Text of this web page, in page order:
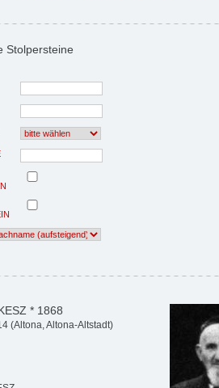
Stolpersteine
* 1868
(Altona, Altona-Altstadt)